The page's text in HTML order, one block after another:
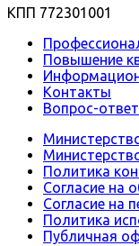
КПП 772301001
Повышение
Контакты
Вопрос-ответ
Политика
Согласие на
Согласие на
Политика
Публичная